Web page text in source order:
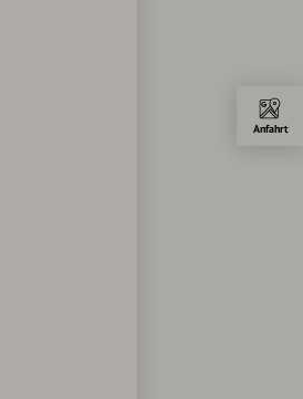
Anfahrt